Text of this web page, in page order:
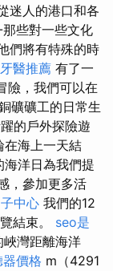
迷人的港口和各
些對一些文化
們將有特殊的時
醫推薦 有了一
險，我們可以在
礦礦工的日常生
的戶外探險遊
在海上一天結
海洋日為我們提
，參加更多活
中心 我們的12
結束。 seo是
灣距離海洋
價格 m（4291